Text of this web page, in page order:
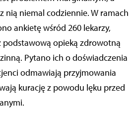
nią niemal codziennie. W ramach
ankietę wśród 260 lekarzy,
podstawową opieką zdrowotną
Pytano ich o doświadczenia
odmawiają przyjmowania
kurację z powodu lęku przed